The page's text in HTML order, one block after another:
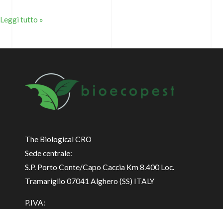
Leggi tutto »
The Biological CRO
Sede centrale:
S.P. Porto Conte/Capo Caccia Km 8.400 Loc.
Tramariglio 07041 Alghero (SS) ITALY
P.IVA: